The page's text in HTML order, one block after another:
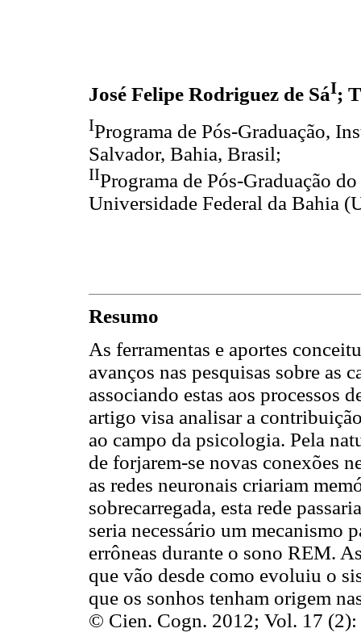
José Felipe Rodriguez de SáI;
IPrograma de Pós-Graduação,
Salvador, Bahia, Brasil;
IIPrograma de Pós-Graduação
Universidade Federal da Bahia
Resumo
As ferramentas e aportes
avanços nas pesquisas sobre as
associando estas aos processos
artigo visa analisar a
ao campo da psicologia. Pela
de forjarem-se novas conexões
as redes neuronais criariam
sobrecarregada, esta rede
seria necessário um mecanismo
errôneas durante o sono REM.
que vão desde como evoluiu o
que os sonhos tenham origem
© Cien. Cogn. 2012; Vol. 17